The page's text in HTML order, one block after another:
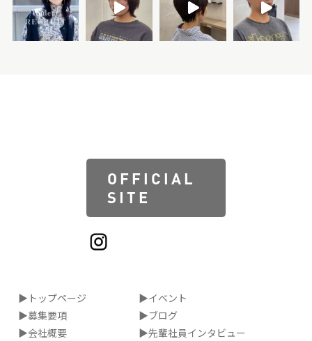
OFFICIAL
SITE
▶トップページ
▶募集要項
▶会社概要
▶イベント
▶ブログ
▶先輩社員インタビュー